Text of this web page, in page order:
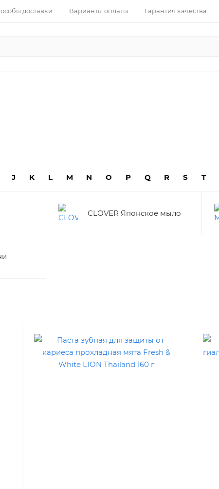
доставки Варианты оплаты Гарантия качества
J K L M N O P Q R S T
CLOVER Японское мыло